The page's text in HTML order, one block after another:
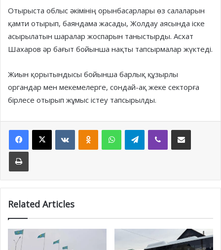
Отырыста облыс әкімінің орынбасарлары өз салаларын
қамти отырып, баяндама жасады, Жолдау аясында іске
асырылатын шаралар жоспарын таныстырды. Асхат
Шахаров әр бағыт бойынша нақты тапсырмалар жүктеді.
Жиын қорытындысы бойынша барлық құзырлы
органдар мен мекемелерге, сондай-ақ жеке секторға
бірлесе отырып жұмыс істеу тапсырылды.
Facebook
X VKontakteOdnoklassniki
WhatsAppTelegramViber Share via Email
Print
Related Articles